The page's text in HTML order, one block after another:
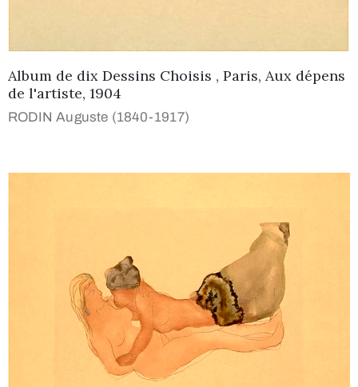
Album de dix Dessins Choisis , Paris, Aux dépens
de l'artiste, 1904
RODIN Auguste (1840-1917)